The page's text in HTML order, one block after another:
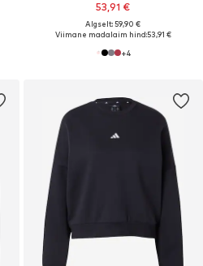
53,91 €
Algselt: 59,90 €
Viimane madalaim hind:53,91 €
+4